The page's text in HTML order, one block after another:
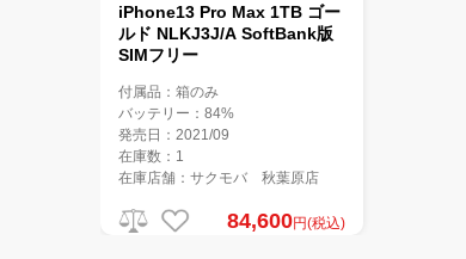
iPhone13 Pro Max 1TB ゴー
ルド NLKJ3J/A SoftBank版
SIMフリー
付属品：箱のみ
バッテリー：84%
発売日：2021/09
在庫数：1
在庫店舗：サクモバ 秋葉原店
84,600円(税込)